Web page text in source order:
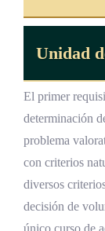
Unidad
El primer
determinación
problema
con criterios
diversos
decisión de